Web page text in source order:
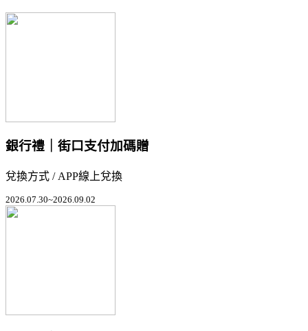
銀行禮｜街口支付加碼贈
兌換方式 / APP線上兌換
2026.07.30~2026.09.02